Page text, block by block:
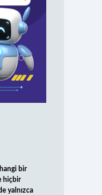
bir
hiçbir
yalnızca